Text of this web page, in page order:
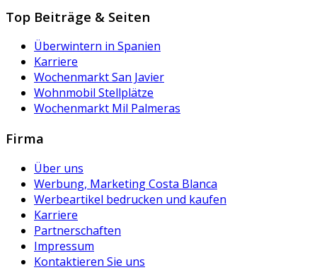
Top Beiträge & Seiten
Überwintern in Spanien
Karriere
Wochenmarkt San Javier
Wohnmobil Stellplätze
Wochenmarkt Mil Palmeras
Firma
Über uns
Werbung, Marketing Costa Blanca
Werbeartikel bedrucken und kaufen
Karriere
Partnerschaften
Impressum
Kontaktieren Sie uns